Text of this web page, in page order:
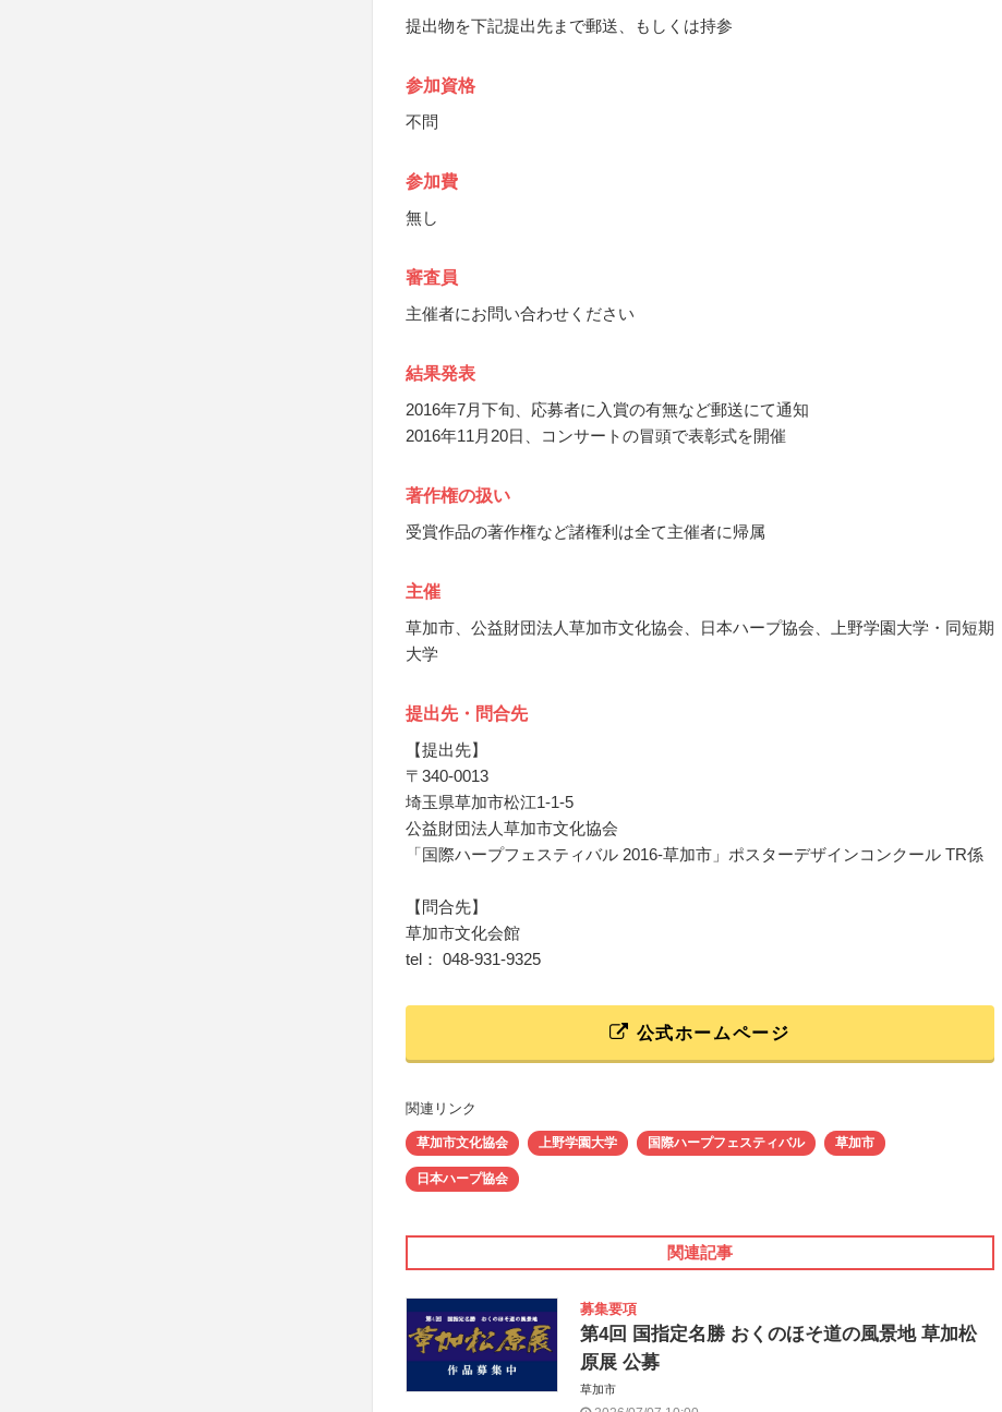
提出物を下記提出先まで郵送、もしくは持参
参加資格
不問
参加費
無し
審査員
主催者にお問い合わせください
結果発表
2016年7月下旬、応募者に入賞の有無など郵送にて通知
2016年11月20日、コンサートの冒頭で表彰式を開催
著作権の扱い
受賞作品の著作権など諸権利は全て主催者に帰属
主催
草加市、公益財団法人草加市文化協会、日本ハープ協会、上野学園大学・同短期
大学
提出先・問合先
【提出先】
〒340-0013
埼玉県草加市松江1-1-5
公益財団法人草加市文化協会
「国際ハープフェスティバル 2016-草加市」ポスターデザインコンクール TR係
【問合先】
草加市文化会館
tel： 048-931-9325
公式ホームページ
関連リンク
草加市文化協会 上野学園大学 国際ハープフェスティバル 草加市
日本ハープ協会
関連記事
募集要項
第4回 国指定名勝 おくのほそ道の風景地 草加松
原展 公募
草加市